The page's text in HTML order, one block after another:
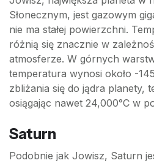
Słonecznym, jest gazowym
nie ma stałej powierzchni.
różnią się znacznie w
atmosferze. W górnych
temperatura wynosi około -
zbliżania się do jądra planety,
osiągając nawet 24,000°C w
Saturn
Podobnie jak Jowisz, Saturn